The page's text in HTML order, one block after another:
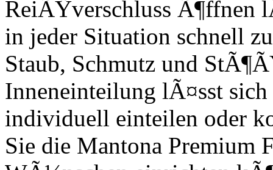
ReiÃŸverschluss Ã¶ffnen
in jeder Situation schnell
Staub, Schmutz und
Inneneinteilung lÃ¤sst
individuell einteilen oder
Sie die Mantona Premium